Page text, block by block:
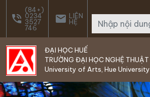
Skip to main content
phone_in_talk
(84+)
0234
3527
746
email LIÊN
HỆ
ĐẠI HỌC HUẾ
TRƯỜNG ĐẠI HỌC NGHỆ THUẬT
University of Arts, Hue University